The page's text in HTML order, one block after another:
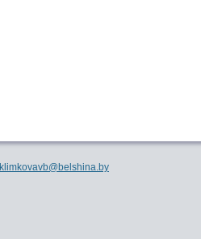
klimkovavb@belshina.by